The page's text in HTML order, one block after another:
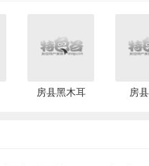
房县黑木耳 房